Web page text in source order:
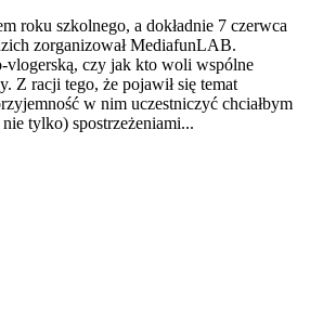
roku szkolnego, a dokładnie 7 czerwca
zorganizował MediafunLAB.
vlogerską, czy jak kto woli wspólne
Z racji tego, że pojawił się temat
w nim uczestniczyć chciałbym
tylko) spostrzeżeniami...